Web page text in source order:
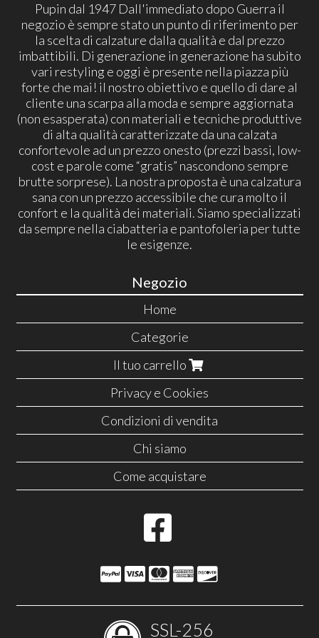
Pupin dal 1947 Dall'immediato dopo Guerra il
negozio è sempre stato un punto di riferimento per
la scelta di calzature dalla qualità e dal prezzo
imbattibili. Di generazione in generazione ha subito
vari restyling e oggi è presente nella piazza più
forte che mai! il nostro obiettivo e quello di dare al
cliente una scarpa alla moda e sempre aggiornata
(non esasperata) con materiali e tecniche produttive
di alta qualità caratterizzate da una calzata
confortevole ad un prezzo onesto (prezzi bassi, low-
cost e parole come “gratis” nascondono sempre
brutte sorprese). La nostra proposta è una calzatura
sana con un prezzo accessibile che cura molto il
confort e la qualità dei materiali. Siamo specializzati
da sempre nella ciabatteria e pantofoleria per tutte
le esigenze.
Negozio
Home
Categorie
Il tuo carrello
Privacy e Cookies
Condizioni di vendita
Chi siamo
Come acquistare
SSL-256